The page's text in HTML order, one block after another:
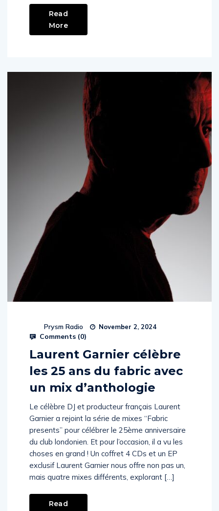
Read
More
Prysm Radio November 2, 2024
Comments (0)
Laurent Garnier célèbre
les 25 ans du fabric avec
un mix d’anthologie
Le célèbre DJ et producteur français Laurent
Garnier a rejoint la série de mixes “Fabric
presents” pour célébrer le 25ème anniversaire
du club londonien. Et pour l’occasion, il a vu les
choses en grand ! Un coffret 4 CDs et un EP
exclusif Laurent Garnier nous offre non pas un,
mais quatre mixes différents, explorant […]
Read